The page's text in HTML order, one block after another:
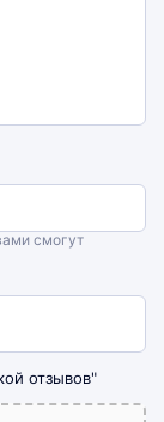
смогут
отзывов"